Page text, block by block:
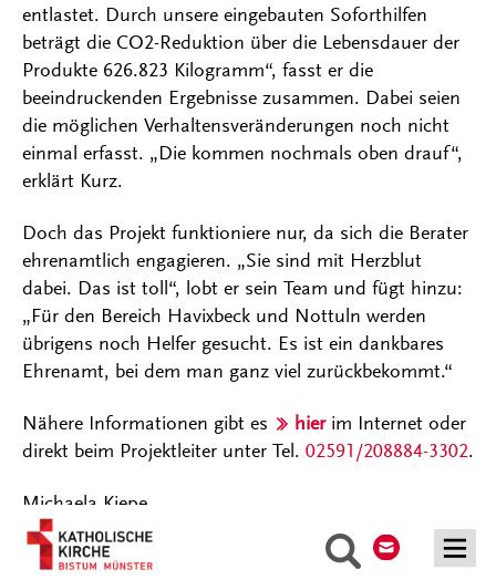
Suche
entlastet. Durch unsere eingebauten Soforthilfen
beträgt die CO2-Reduktion über die Lebensdauer der
Produkte 626.823 Kilogramm“, fasst er die
beeindruckenden Ergebnisse zusammen. Dabei seien
die möglichen Verhaltensveränderungen noch nicht
einmal erfasst. „Die kommen nochmals oben drauf“,
erklärt Kurz.
Doch das Projekt funktioniere nur, da sich die Berater
ehrenamtlich engagieren. „Sie sind mit Herzblut
dabei. Das ist toll“, lobt er sein Team und fügt hinzu:
„Für den Bereich Havixbeck und Nottuln werden
übrigens noch Helfer gesucht. Es ist ein dankbares
Ehrenamt, bei dem man ganz viel zurückbekommt.“
Nähere Informationen gibt es hierim Internet oder
direkt beim Projektleiter unter Tel. 02591/208884-3302.
Michaela Kiepe